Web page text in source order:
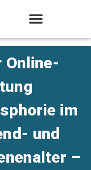
Online-
im
und
–